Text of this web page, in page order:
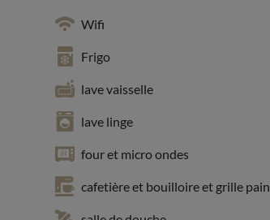
Wifi
Frigo
lave vaisselle
lave linge
four et micro ondes
cafetière et bouilloire et grille pain